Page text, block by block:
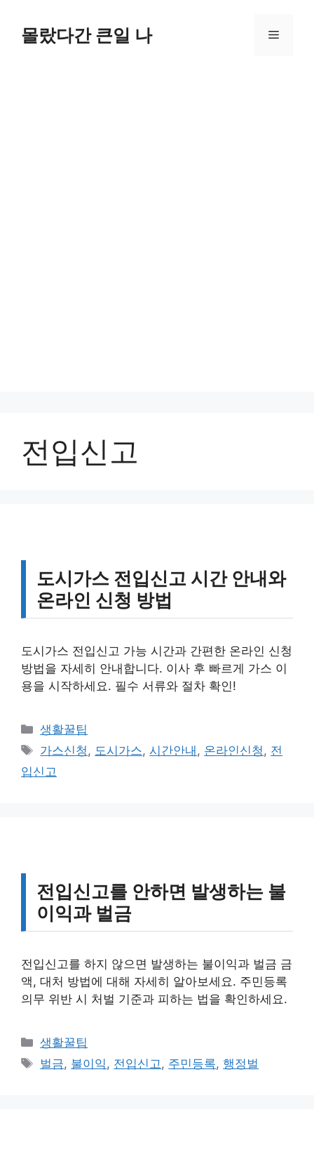
몰랐다간 큰일 나 메
전입신고
도시가스 전입신고 시간 안내와
온라인 신청 방법
도시가스 전입신고 가능 시간과 간편한 온라인 신청
방법을 자세히 안내합니다. 이사 후 빠르게 가스 이
용을 시작하세요. 필수 서류와 절차 확인!
카
테
리
생활꿀팁
태
그
가스신청, 도시가스,시간안내 , 온라인신청, 전
입신고
전입신고를 안하면 발생하는 불
이익과 벌금
전입신고를 하지 않으면 발생하는 불이익과 벌금 금
액, 대처 방법에 대해 자세히 알아보세요. 주민등록
의무 위반 시 처벌 기준과 피하는 법을 확인하세요.
카
테
생활꿀팁
태
벌금, 불이익, 전입신고, 주민등록, 행정벌